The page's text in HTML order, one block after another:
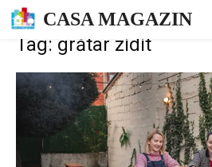
CASA MAGAZIN
Tag: grătar zidit